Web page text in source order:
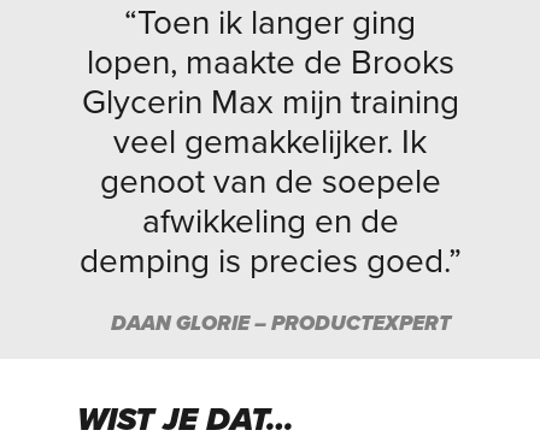
“Toen ik langer ging
lopen, maakte de Brooks
Glycerin Max mijn training
veel gemakkelijker. Ik
genoot van de soepele
afwikkeling en de
demping is precies goed.”
DAAN GLORIE – PRODUCTEXPERT
WIST JE DAT…